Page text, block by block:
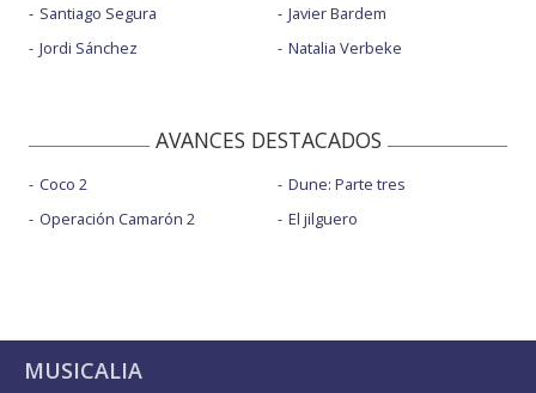
Santiago Segura
Jordi Sánchez
Javier Bardem
Natalia Verbeke
AVANCES DESTACADOS
Coco 2
Operación Camarón 2
Dune: Parte tres
El jilguero
MUSICALIA